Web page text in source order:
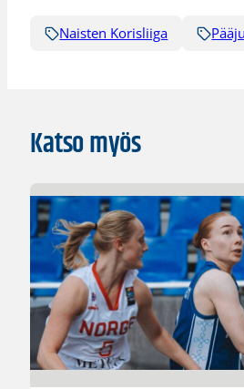
Naisten Korisliiga
Katso myös